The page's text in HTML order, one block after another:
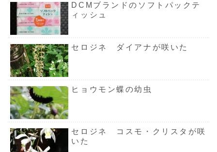
DCMブランドのソフトパックテ
ィッシュ
セロジネ ダイアナが咲いた
ヒョウモン蝶の幼虫
セロジネ コスモ・クリスタが咲
いた